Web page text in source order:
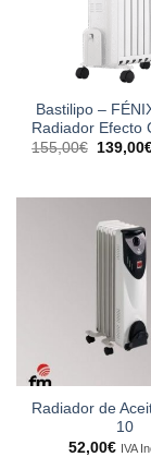
Bastilipo –
Radiador Efecto
155,00€
El
139,00
Radiador de
10
52,00€ IVA